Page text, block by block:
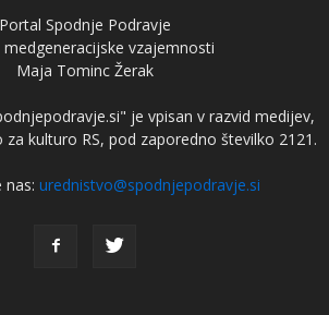
Portal Spodnje Podravje
medgeneracijske vzajemnosti
Maja Tominc Žerak
je vpisan v razvid medijev,
kulturo RS, pod zaporedno številko 2121.
nas: urednistvo@spodnjepodravje.si